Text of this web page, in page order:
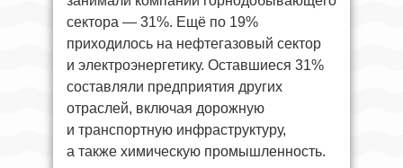
сектора — 31%. Ещё по 19%
приходилось на нефтегазовый сектор
и электроэнергетику. Оставшиеся 31%
составляли предприятия других
отраслей, включая дорожную
и транспортную инфраструктуру,
а также химическую промышленность.